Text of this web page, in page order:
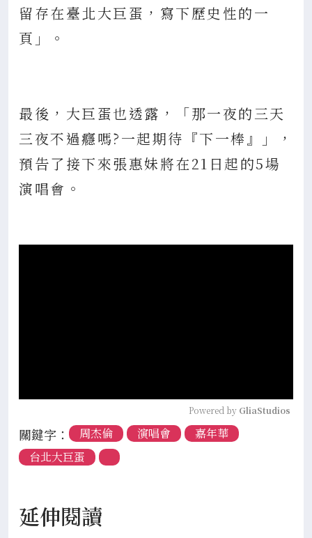
留存在臺北大巨蛋，寫下歷史性的一
頁」。
最後，大巨蛋也透露，「那一夜的三天
三夜不過癮嗎?一起期待『下一棒』」，
預告了接下來張惠妹將在21日起的5場
演唱會。
Powered by GliaStudios
關鍵字： 周杰倫 演唱會
嘉年華
台北大巨蛋
延伸閱讀